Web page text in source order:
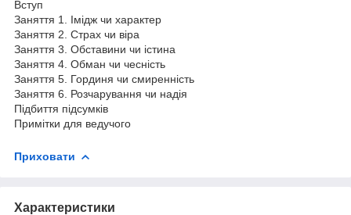
Вступ
Заняття 1. Імідж чи характер
Заняття 2. Страх чи віра
Заняття 3. Обставини чи істина
Заняття 4. Обман чи чесність
Заняття 5. Гординя чи смиренність
Заняття 6. Розчарування чи надія
Підбиття підсумків
Примітки для ведучого
Приховати
Характеристики